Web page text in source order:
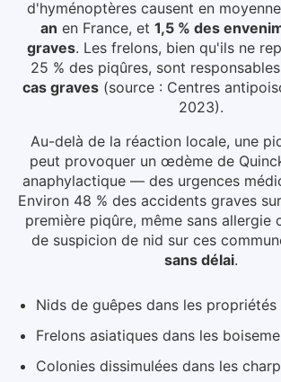
d'hyménoptères causent en moyenne
an en France, et 1,5 % des
graves. Les frelons, bien qu'ils ne
25 % des piqûres, sont
cas graves (source : Centres
2023).
Au-delà de la réaction locale, une
peut provoquer un œdème de
anaphylactique — des urgences
Environ 48 % des accidents graves
première piqûre, même sans allergie
de suspicion de nid sur ces
sans délai.
Nids de guêpes dans les propriétés
Frelons asiatiques dans les
Colonies dissimulées dans les